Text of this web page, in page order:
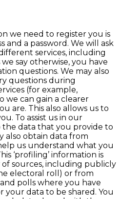
we need to register you is
and a password. We will ask
services, including
say otherwise, you have
questions. We may also
questions during
(for example,
we can gain a clearer
are. This also allows us to
To assist us in our
data that you provide to
also obtain data from
us understand what you
‘profiling’ information is
sources, including publicly
electoral roll) or from
polls where you have
your data to be shared. You